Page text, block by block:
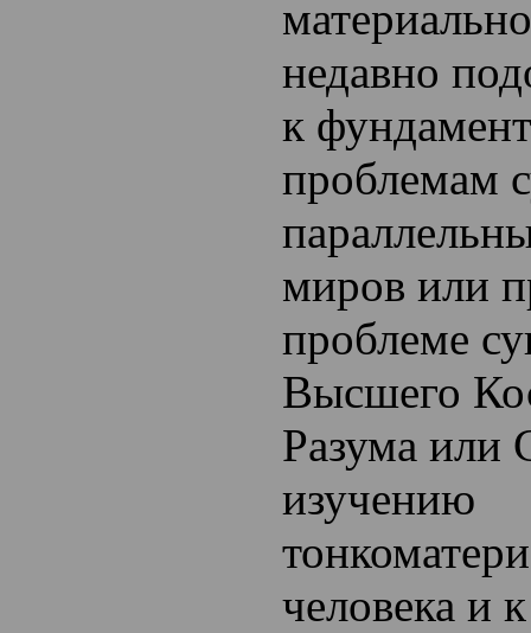
недавно
к
проблемам
миров или
проблеме
Высшего
Разума или
изучению
человека и